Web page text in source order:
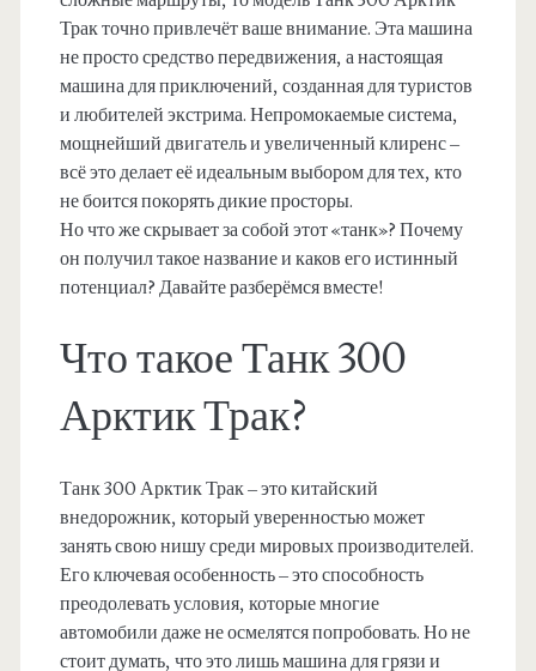
Трак точно привлечёт ваше внимание. Эта машина
не просто средство передвижения, а настоящая
машина для приключений, созданная для туристов
и любителей экстрима. Непромокаемые система,
мощнейший двигатель и увеличенный клиренс –
всё это делает её идеальным выбором для тех, кто
не боится покорять дикие просторы.
Но что же скрывает за собой этот «танк»? Почему
он получил такое название и каков его истинный
потенциал? Давайте разберёмся вместе!
Что такое Танк 300
Арктик Трак?
Танк 300 Арктик Трак – это китайский
внедорожник, который уверенностью может
занять свою нишу среди мировых производителей.
Его ключевая особенность – это способность
преодолевать условия, которые многие
автомобили даже не осмелятся попробовать. Но не
стоит думать, что это лишь машина для грязи и